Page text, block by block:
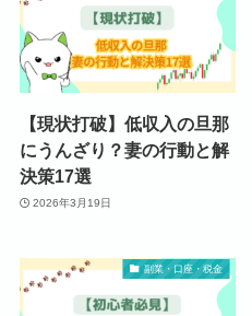
【現状打破】低収入の旦那
にうんざり？妻の行動と解
決策17選
2026年3月19日
副業・口座・税金